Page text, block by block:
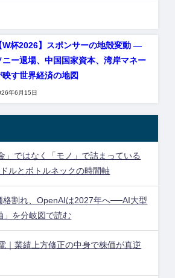
W杯2026】スポンサーの地殻変動 ―
ニー退場、中国国家資本、湾岸マネー
映す世界経済の地図
年6月15日
」ではなく「モノ」で詰まっている
ルとボトルネックの時間軸
格割れ、OpenAIは2027年へ──AI大型
」を分岐図で読む
｜業績上方修正の中身で株価が真逆